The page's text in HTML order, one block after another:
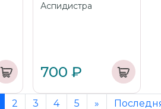
Аспидистра
700 ₽
2 3 4 5 »